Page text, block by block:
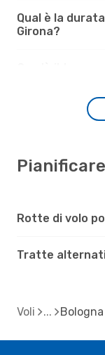
Qual è la
Girona?
Rotte di volo
Tratte
Voli